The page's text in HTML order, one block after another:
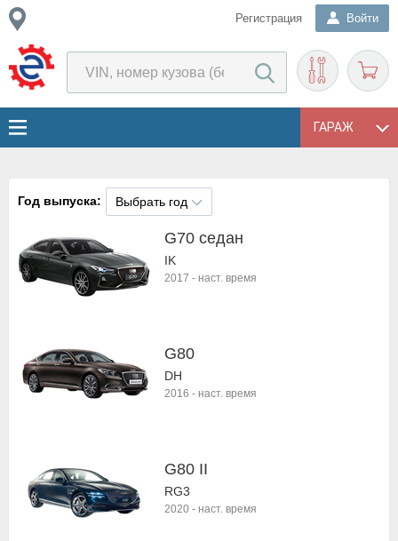
Регистрация Войти
ГАРАЖ
Год выпуска: Выбрать год
G70 седан
IK
2017 - наст. время
G80
DH
2016 - наст. время
G80 II
RG3
2020 - наст. время